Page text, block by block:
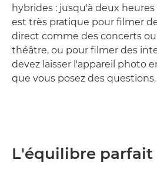
hybrides : jusqu'à deux
est très pratique pour filmer
direct comme des concerts
théâtre, ou pour filmer des
devez laisser l'appareil photo
que vous posez des questions.
L'équilibre parfait